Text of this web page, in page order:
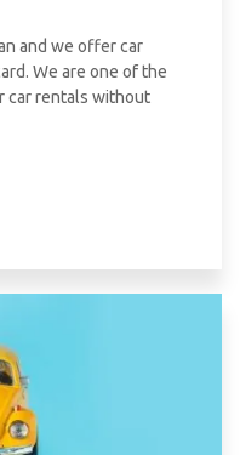
and we offer car
We are one of the
car rentals without